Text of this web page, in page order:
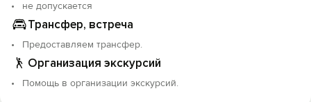
не допускается
Трансфер, встреча
Предоставляем трансфер.
Организация экскурсий
Помощь в организации экскурсий.